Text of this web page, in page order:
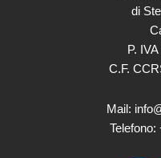
di
P.
C.F.
Mail:
Telefono: